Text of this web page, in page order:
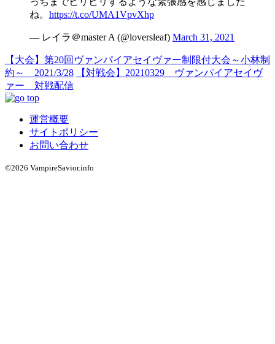
ね。 https://t.co/UMA1VpvXhp
— レイラ＠master A (@loversleaf) March 31, 2021
【大会】第20回ヴァンパイアセイヴァー制限付大会～小林制
約～ 2021/3/28
【対戦会】20210329 ヴァンパイアセイヴ
ァー 対戦配信
運営概要
サイトポリシー
お問い合わせ
©2026 VampireSavior.info